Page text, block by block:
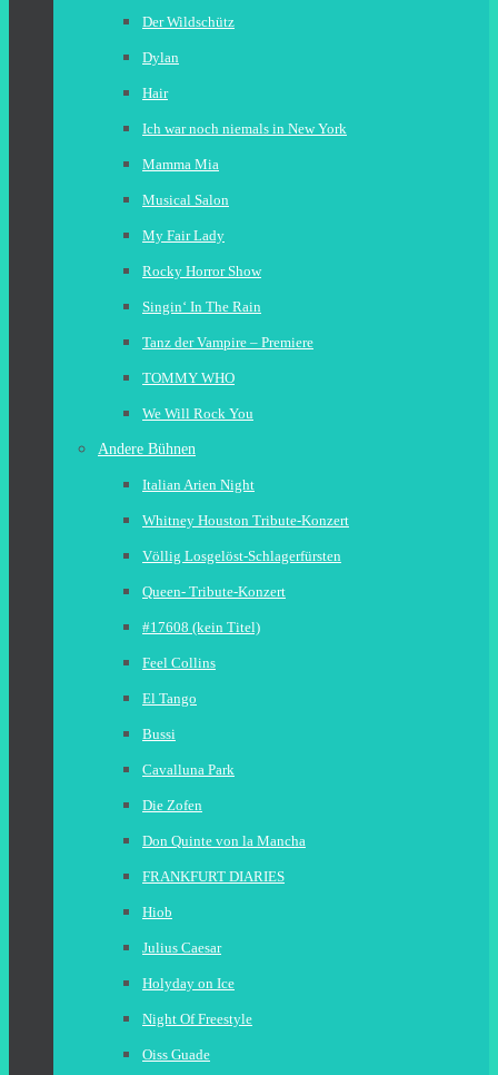
Der Wildschütz
Dylan
Hair
Ich war noch niemals in New York
Mamma Mia
Musical Salon
My Fair Lady
Rocky Horror Show
Singin‘ In The Rain
Tanz der Vampire – Premiere
TOMMY WHO
We Will Rock You
Andere Bühnen
Italian Arien Night
Whitney Houston Tribute-Konzert
Völlig Losgelöst-Schlagerfürsten
Queen- Tribute-Konzert
#17608 (kein Titel)
Feel Collins
El Tango
Bussi
Cavalluna Park
Die Zofen
Don Quinte von la Mancha
FRANKFURT DIARIES
Hiob
Julius Caesar
Holyday on Ice
Night Of Freestyle
Oiss Guade